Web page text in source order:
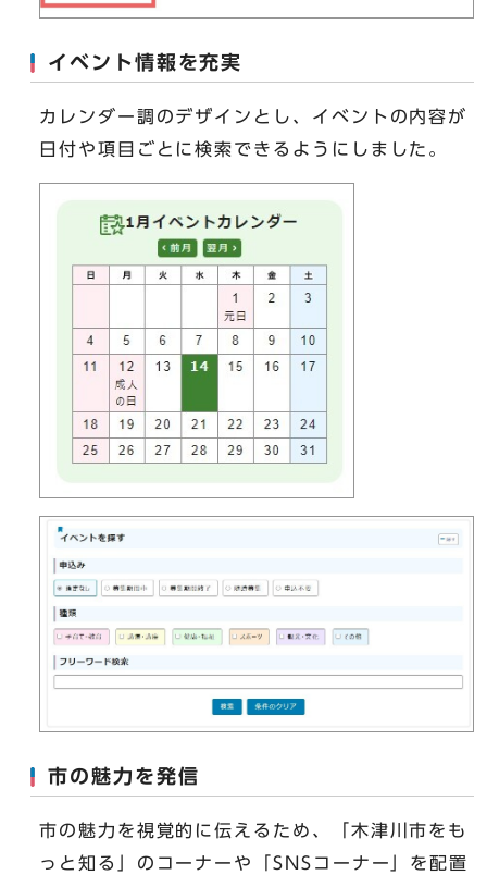
イベント情報を充実
カレンダー調のデザインとし、イベントの内容が
日付や項目ごとに検索できるようにしました。
市の魅力を発信
市の魅力を視覚的に伝えるため、「木津川市をも
っと知る」のコーナーや「SNSコーナー」を配置